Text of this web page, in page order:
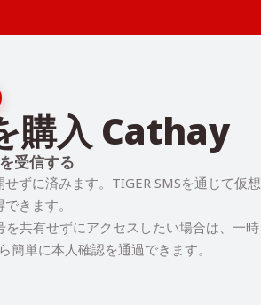
購入 Cathay
受信する
ずに済みます。TIGER SMSを通じて仮想
きます。
共有せずにアクセスしたい場合は、一時
単に本人確認を通過できます。